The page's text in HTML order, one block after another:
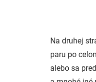
Na druhej
paru po
alebo sa